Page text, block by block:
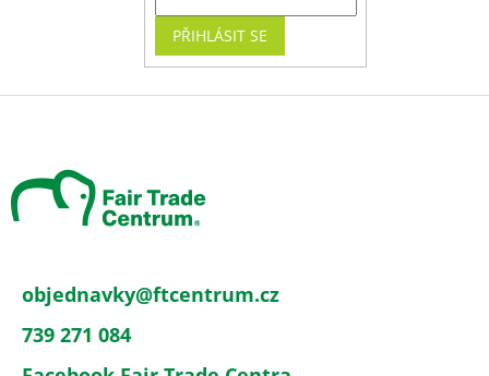
PŘIHLÁSIT SE
objednavky@ftcentrum.cz
739 271 084